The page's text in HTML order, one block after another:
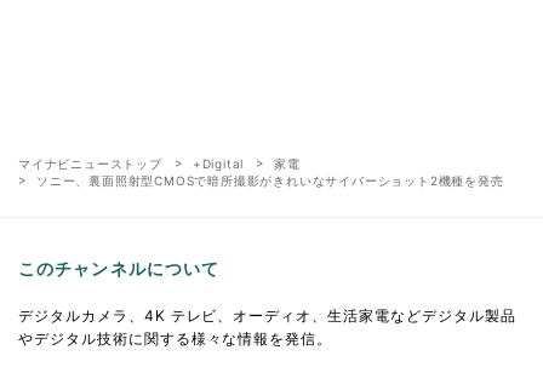
マイナビニューストップ +Digital
家電
ソニー、裏面照射型CMOSで暗所撮影がきれいなサイバーショット2機種を発売
このチャンネルについて
デジタルカメラ、4K テレビ、オーディオ、生活家電などデジタル製品
やデジタル技術に関する様々な情報を発信。